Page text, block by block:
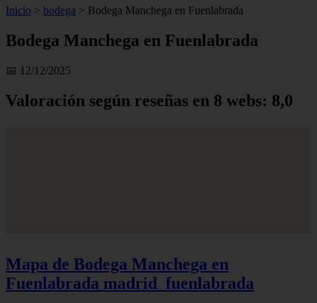
Inicio > bodega > Bodega Manchega en Fuenlabrada
Bodega Manchega en Fuenlabrada
📅 12/12/2025
Valoración según reseñas en 8 webs: 8,0
Mapa de Bodega Manchega en
Fuenlabrada madrid_fuenlabrada